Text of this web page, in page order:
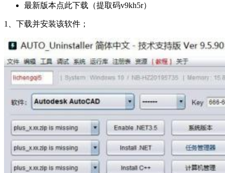
最新版本点此下载（提取码v9kh5r）
1、下载并安装该软件；